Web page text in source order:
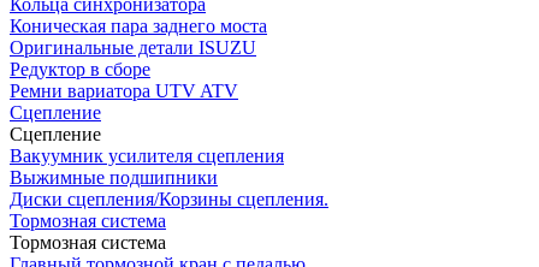
Кольца синхронизатора
Коническая пара заднего моста
Оригинальные детали ISUZU
Редуктор в сборе
Ремни вариатора UTV ATV
Сцепление
Сцепление
Вакуумник усилителя сцепления
Выжимные подшипники
Диски сцепления/Корзины сцепления.
Тормозная система
Тормозная система